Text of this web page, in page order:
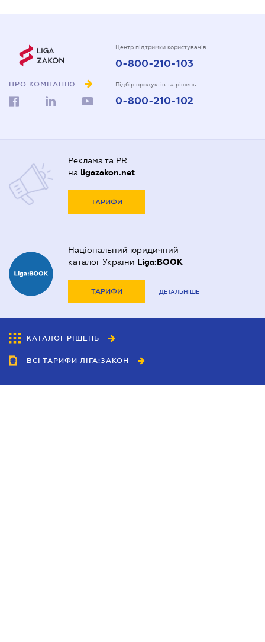
ПРО КОМПАНІЮ
Центр підтримки користувачів
0-800-210-103
Підбір продуктів та рішень
0-800-210-102
Реклама та PR
на ligazakon.net
ТАРИФИ
Національний юридичний
каталог України Liga:BOOK
ТАРИФИ ДЕТАЛЬНІШЕ
КАТАЛОГ РІШЕНЬ
ВСІ ТАРИФИ ЛІГА:ЗАКОН